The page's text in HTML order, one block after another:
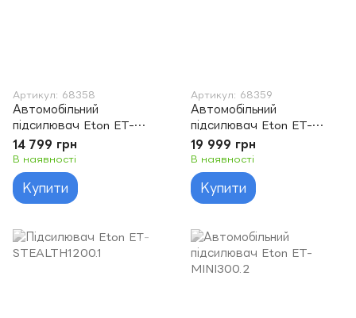
Артикул: 68358
Автомобільний
підсилювач Eton ET-
MICRO250.4
14 799 грн
В наявності
Купити
Артикул: 68359
Автомобільний
підсилювач Eton ET-
MINI150.4
19 999 грн
В наявності
Купити